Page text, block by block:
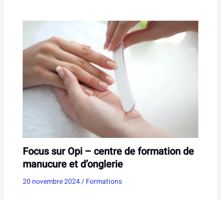
Focus sur Opi – centre de formation de
manucure et d’onglerie
20 novembre 2024/Formations